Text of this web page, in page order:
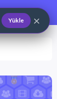
Yükle ×